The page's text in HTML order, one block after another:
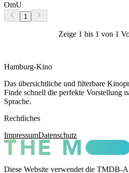
OmU
1
Zeige 1 bis 1 von 1
Hamburg-Kino
Das übersichtliche und filterbare
Finde schnell die perfekte Vorstellung
Sprache.
Rechtliches
ImpressumDatenschutz
Diese Website verwendet die TMDB-